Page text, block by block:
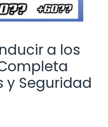
a los
y Seguridad